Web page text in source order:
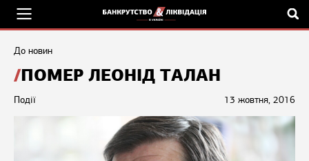
До новин
ПОМЕР ЛЕОНІД ТАЛАН
13 жовтня, 2016
Події